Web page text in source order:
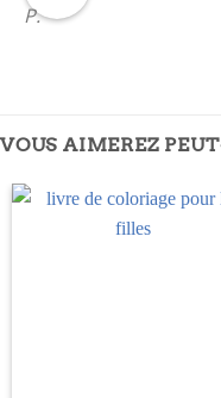
VOUS AIMEREZ